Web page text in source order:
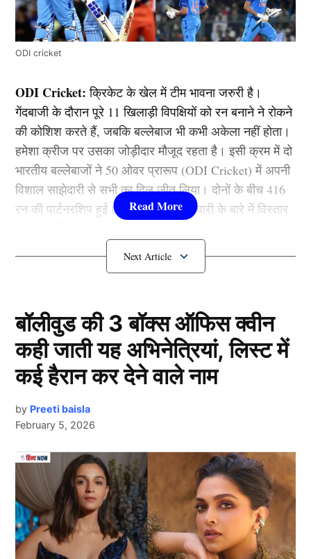
ODI cricket
ODI Cricket: क्रिकेट के खेल में टीम भावना जरुरी है।
गेंदबाजी के दौरान पूरे 11 खिलाड़ी विपक्षियों को रन बनाने ने रोकने
की कोशिश करते हैं, जबकि बल्लेबाज भी कभी अकेला नहीं होता।
हमेशा क्रीज पर उसका जोड़ीदार मौजूद रहता है। इसी क्रम में दो
भारतीय बल्लेबाजों ने 50 ओवर प्रारूप (ODI Cricket) में अपनी
विशाल साझेदारी से सभी का दिल जीत लिया। दोनों के बीच 416
रन की पार्टनरशिप हुई। आइये आपको इस पारी के बारे में विस्तार
भारतीय बल्लेबाजों के बीच हुई साझेदारी
Rohit – Gill
यह मुकाबला 2022 विजय हजारे ट्रॉफी (ODI Cricket) में खेला
गया था। ग्रुप C की दो टीमों तमिलनाडु और अरुणाचल प्रदेश
की बेंगलुरु के मैदान में भिड़ंत हुई। यहाँ अरुणाचल की टीम ने टॉस
जीतकर पहले गेंदबाजी का फैसला लिया, जो उनकी बड़ी भूल
Next Article
बॉलीवुड की 3 बॉक्स ऑफिस क्वीन
कही जाती यह अभिनेत्रियां, लिस्ट में
कई हैरान कर देने वाले नाम
by Preeti baisla
February 5, 2026